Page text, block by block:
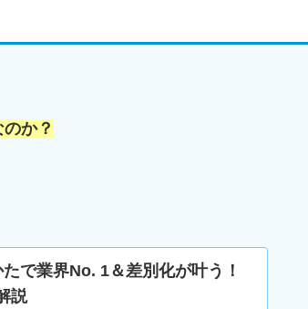
か？
で業界No. 1＆差別化が叶う！
説